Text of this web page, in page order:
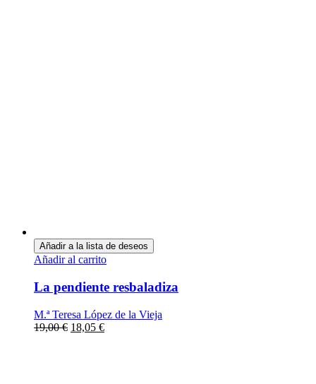
Añadir a la lista de deseos
Añadir al carrito
La pendiente resbaladiza
M.ª Teresa López de la Vieja
19,00€ 18,05 €